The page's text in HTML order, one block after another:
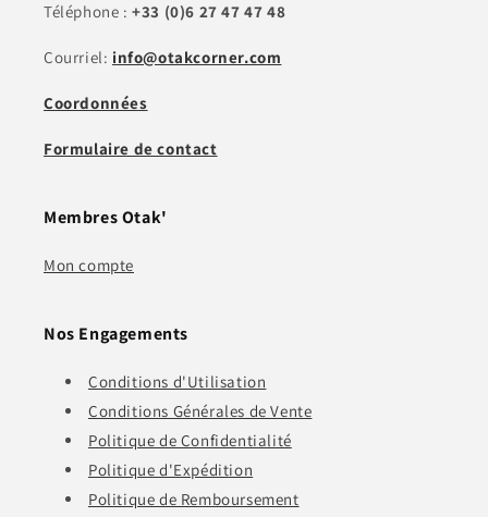
Téléphone :+33 (0)6 27 47 47 48
Courriel: info@otakcorner.com
Coordonnées
Formulaire de contact
Membres Otak'
Mon compte
Nos Engagements
Conditions d'Utilisation
Conditions Générales de Vente
Politique de Confidentialité
Politique d'Expédition
Politique de Remboursement